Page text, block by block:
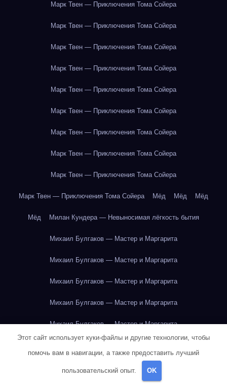
Марк Твен — Приключения Тома Сойера
Марк Твен — Приключения Тома Сойера
Марк Твен — Приключения Тома Сойера
Марк Твен — Приключения Тома Сойера
Марк Твен — Приключения Тома Сойера
Марк Твен — Приключения Тома Сойера
Марк Твен — Приключения Тома Сойера
Марк Твен — Приключения Тома Сойера
Марк Твен — Приключения Тома Сойера
Марк Твен — Приключения Тома Сойера Мёд Мёд Мёд
Мёд Милан Кундера — Невыносимая лёгкость бытия
Михаил Булгаков — Мастер и Маргарита
Михаил Булгаков — Мастер и Маргарита
Михаил Булгаков — Мастер и Маргарита
Михаил Булгаков — Мастер и Маргарита
Михаил Булгаков — Мастер и Маргарита
Михаил Булгаков — Мастер и Маргарита
Этот сайт использует куки-файлы и другие технологии, чтобы
помочь вам в навигации, а также предоставить лучший
пользовательский опыт. OK